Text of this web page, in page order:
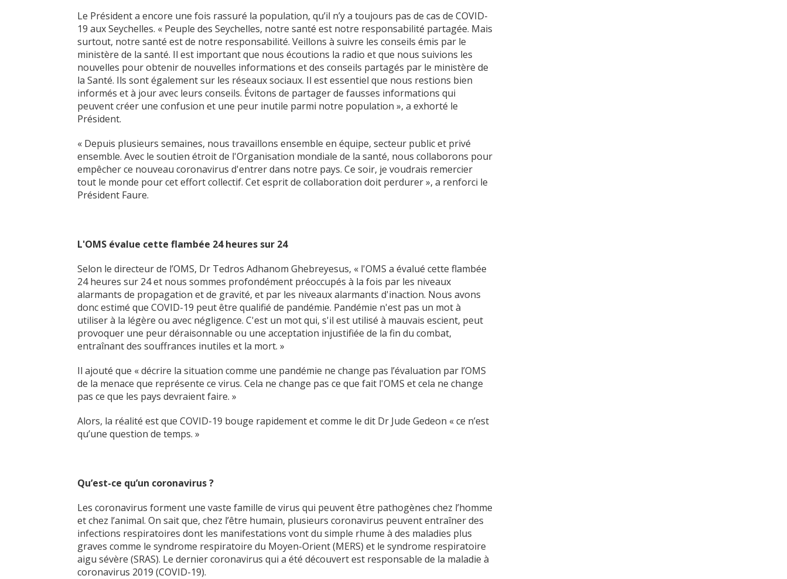
Le Président a encore une fois rassuré la population, qu’il n’y a toujours pas de cas de COVID-
19 aux Seychelles. « Peuple des Seychelles, notre santé est notre responsabilité partagée. Mais
surtout, notre santé est de notre responsabilité. Veillons à suivre les conseils émis par le
ministère de la santé. Il est important que nous écoutions la radio et que nous suivions les
nouvelles pour obtenir de nouvelles informations et des conseils partagés par le ministère de
la Santé. Ils sont également sur les réseaux sociaux. Il est essentiel que nous restions bien
informés et à jour avec leurs conseils. Évitons de partager de fausses informations qui
peuvent créer une confusion et une peur inutile parmi notre population », a exhorté le
Président.
« Depuis plusieurs semaines, nous travaillons ensemble en équipe, secteur public et privé
ensemble. Avec le soutien étroit de l'Organisation mondiale de la santé, nous collaborons pour
empêcher ce nouveau coronavirus d'entrer dans notre pays. Ce soir, je voudrais remercier
tout le monde pour cet effort collectif. Cet esprit de collaboration doit perdurer », a renforci le
Président Faure.
L'OMS évalue cette flambée 24 heures sur 24
Selon le directeur de l’OMS, Dr Tedros Adhanom Ghebreyesus, « l'OMS a évalué cette flambée
24 heures sur 24 et nous sommes profondément préoccupés à la fois par les niveaux
alarmants de propagation et de gravité, et par les niveaux alarmants d'inaction. Nous avons
donc estimé que COVID-19 peut être qualifié de pandémie. Pandémie n'est pas un mot à
utiliser à la légère ou avec négligence. C'est un mot qui, s'il est utilisé à mauvais escient, peut
provoquer une peur déraisonnable ou une acceptation injustifiée de la fin du combat,
entraînant des souffrances inutiles et la mort. »
Il ajouté que « décrire la situation comme une pandémie ne change pas l’évaluation par l’OMS
de la menace que représente ce virus. Cela ne change pas ce que fait l'OMS et cela ne change
pas ce que les pays devraient faire. »
Alors, la réalité est que COVID-19 bouge rapidement et comme le dit Dr Jude Gedeon « ce n’est
qu’une question de temps. »
Qu’est-ce qu’un coronavirus ?
Les coronavirus forment une vaste famille de virus qui peuvent être pathogènes chez l’homme
et chez l’animal. On sait que, chez l’être humain, plusieurs coronavirus peuvent entraîner des
infections respiratoires dont les manifestations vont du simple rhume à des maladies plus
graves comme le syndrome respiratoire du Moyen-Orient (MERS) et le syndrome respiratoire
aigu sévère (SRAS). Le dernier coronavirus qui a été découvert est responsable de la maladie à
coronavirus 2019 (COVID-19).